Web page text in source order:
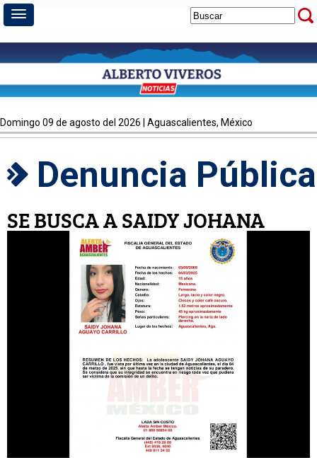
domingo 09 de agosto del 2026 | Aguascalientes, México
Denuncia Pública
SE BUSCA A SAIDY JOHANA